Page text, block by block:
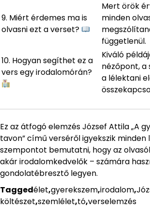
9. Miért érdemes ma is
olvasni ezt a verset?
Mert örök
minden
függetlenül.
10. Hogyan segíthet ez a
vers egy irodalomórán?
Kiváló
nézőpont, a
a lélektani
Ez az átfogó elemzés József Attila „A
tavon” című verséről igyekszik minden
szempontot bemutatni, hogy az
akár irodalomkedvelők – számára
gondolatébresztő legyen.
Taggedélet,gyerekszem,irodalom,
költészet,szemlélet,tó,verselemzés